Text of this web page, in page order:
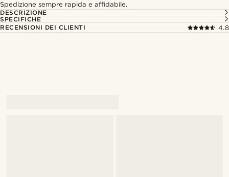
Spedizione sempre rapida e affidabile.
DESCRIZIONE
SPECIFICHE
RECENSIONI DEI CLIENTI
4.8